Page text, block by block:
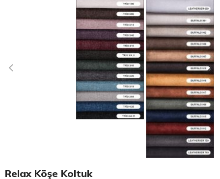
Relax Köşe Koltuk